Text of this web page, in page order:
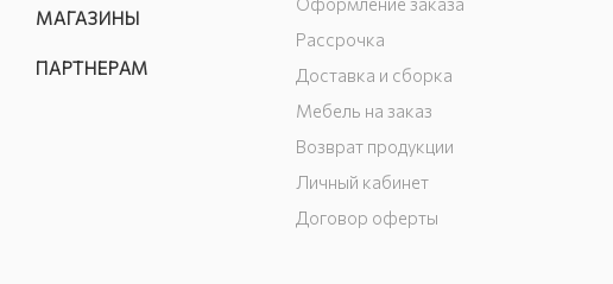
МАГАЗИНЫ
ПАРТНЕРАМ
Рассрочка
Доставка и сборка
Мебель на заказ
Возврат продукции
Личный кабинет
Договор оферты